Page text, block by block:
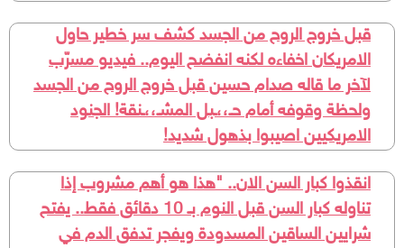
قبل خروج الروح من الجسد كشف سر خطير حاول
الامريكان اخفاءه لكنه انفضح اليوم.. فيديو مسرّب
لآخر ما قاله صدام حسين قبل خروج الروح من الجسد
ولحظة وقوفه أمام حـ،،ـبل المشـ،،ـنقة! الجنود
الامريكيين اصيبوا بذهول شديد!
انقذوا كبار السن الان.. "هذا هو أهم مشروب إذا
تناوله كبار السن قبل النوم بـ 10 دقائق فقط.. يفتح
شرايين الساقين المسدودة ويفجر تدفق الدم في